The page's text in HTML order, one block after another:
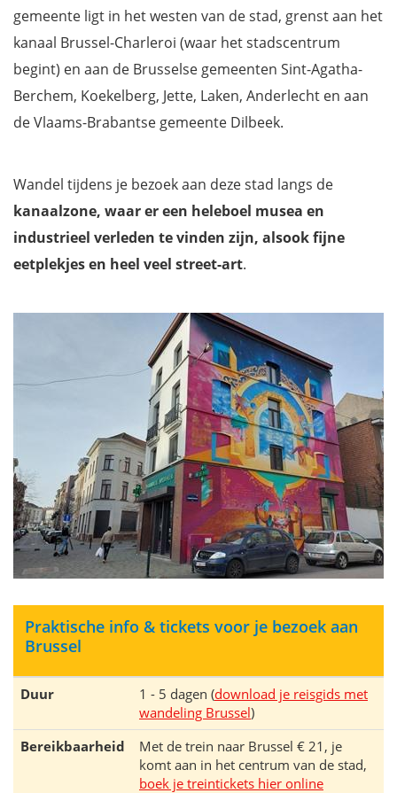
gemeente ligt in het westen van de stad, grenst aan het
kanaal Brussel-Charleroi (waar het stadscentrum
begint) en aan de Brusselse gemeenten Sint-Agatha-
Berchem, Koekelberg, Jette, Laken, Anderlecht en aan
de Vlaams-Brabantse gemeente Dilbeek.
Wandel tijdens je bezoek aan deze stad langs de
kanaalzone, waar er een heleboel musea en
industrieel verleden te vinden zijn, alsook fijne
eetplekjes en heel veel street-art.
Praktische info & tickets voor je bezoek aan
Brussel
Duur 1 - 5 dagen (download je reisgids met
wandeling Brussel)
Bereikbaarheid
Met de trein naar Brussel € 21, je
komt aan in het centrum van de stad,
boek je treintickets hier online